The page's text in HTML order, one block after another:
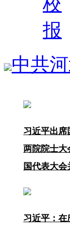
报
中共
习近平出席
两院院士大
国代表大
习近平：在